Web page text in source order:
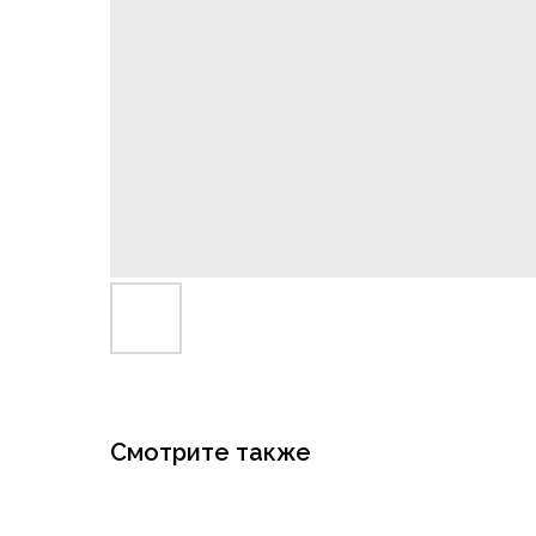
Смотрите также